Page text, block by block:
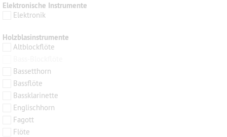
Elektronische Instrumente
Elektronik
Holzblasinstrumente
Altblockflöte
Bassetthorn
Bassflöte
Bassklarinette
Englischhorn
Fagott
Flöte